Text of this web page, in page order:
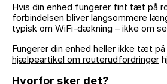
Hvis din enhed fungerer fint tæt på
forbindelsen bliver langsommere
typisk om WiFi-dækning – ikke om
Fungerer din enhed heller ikke tæt
hjælpeartikel om routerudfordringer
Hvorfor sker det?